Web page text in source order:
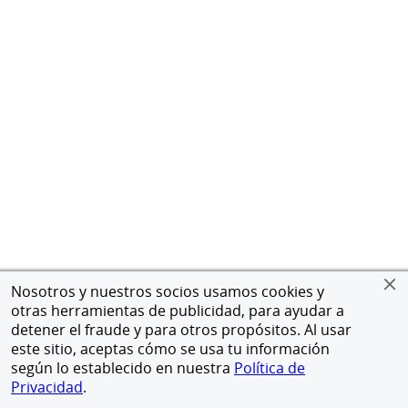
Nosotros y nuestros socios usamos cookies y
otras herramientas de publicidad, para ayudar a
detener el fraude y para otros propósitos. Al usar
este sitio, aceptas cómo se usa tu información
según lo establecido en nuestra Política de
Privacidad.